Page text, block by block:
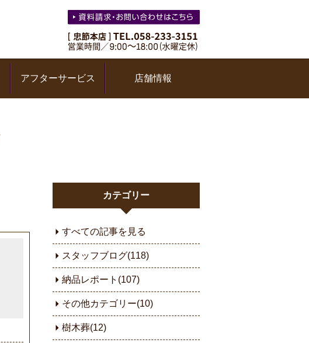
アフターサービス 店舗情報
カテゴリー
すべての記事を見る
スタッフブログ(118)
納品レポート(107)
その他カテゴリー(10)
樹木葬(12)